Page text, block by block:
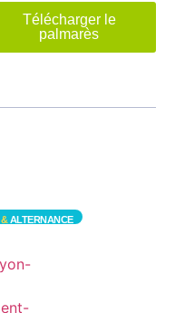
Télécharger le
palmarès
&ALTERNANCE